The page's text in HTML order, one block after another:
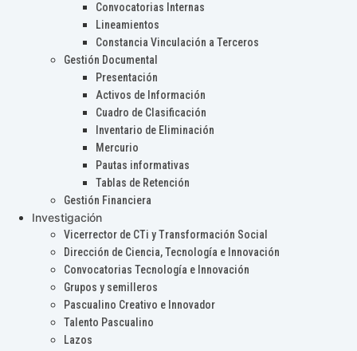
Convocatorias Internas
Lineamientos
Constancia Vinculación a Terceros
Gestión Documental
Presentación
Activos de Información
Cuadro de Clasificación
Inventario de Eliminación
Mercurio
Pautas informativas
Tablas de Retención
Gestión Financiera
Investigación
Vicerrector de CTi y Transformación Social
Dirección de Ciencia, Tecnología e Innovación
Convocatorias Tecnología e Innovación
Grupos y semilleros
Pascualino Creativo e Innovador
Talento Pascualino
Lazos